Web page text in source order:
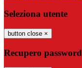
Seleziona utente
button close ×
Recupero password